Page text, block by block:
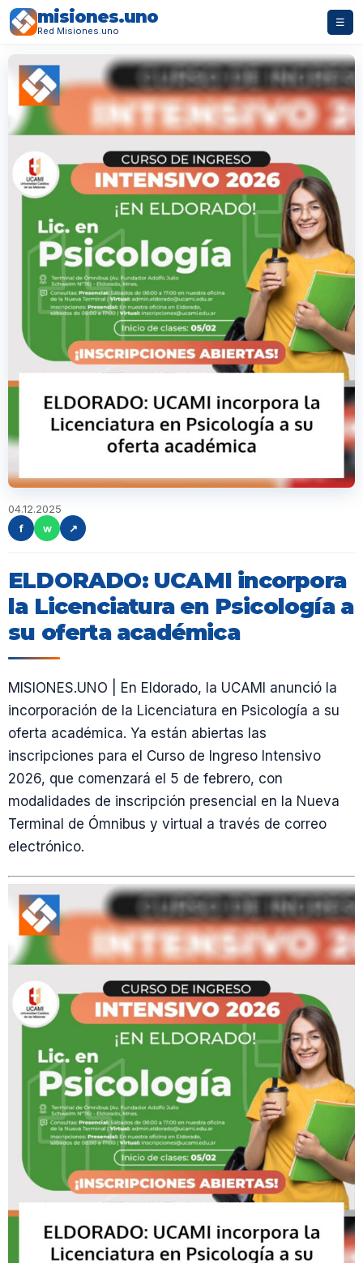
misiones.uno
Red Misiones.uno
☰
04.12.2025
f
w ↗
ELDORADO: UCAMI incorpora
la Licenciatura en Psicología a
su oferta académica
MISIONES.UNO | En Eldorado, la UCAMI anunció la
incorporación de la Licenciatura en Psicología a su
oferta académica. Ya están abiertas las
inscripciones para el Curso de Ingreso Intensivo
2026, que comenzará el 5 de febrero, con
modalidades de inscripción presencial en la Nueva
Terminal de Ómnibus y virtual a través de correo
electrónico.